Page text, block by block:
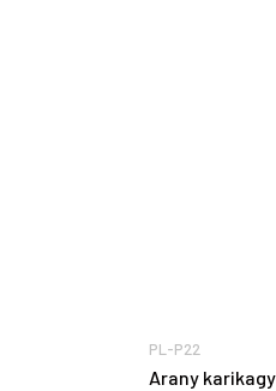
PL-P22
Arany